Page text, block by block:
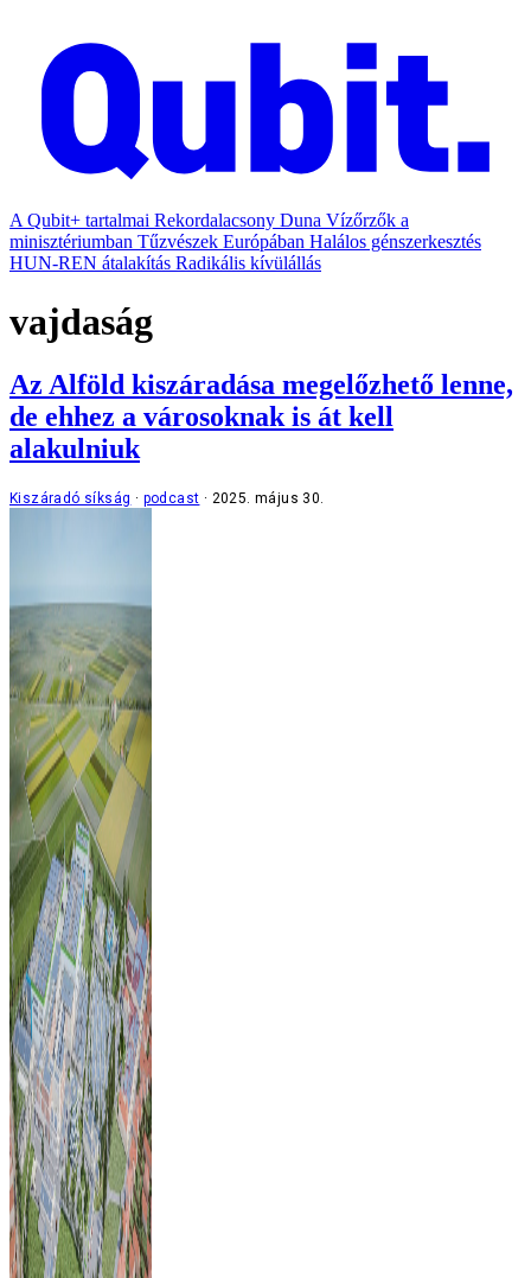
A Qubit+ tartalmai Rekordalacsony Duna Vízőrzők a
minisztériumban Tűzvészek Európában Halálos génszerkesztés
HUN-REN átalakítás Radikális kívülállás
vajdaság
Az Alföld kiszáradása megelőzhető lenne,
de ehhez a városoknak is át kell
alakulniuk
Kiszáradó síkság podcast 2025. május 30.